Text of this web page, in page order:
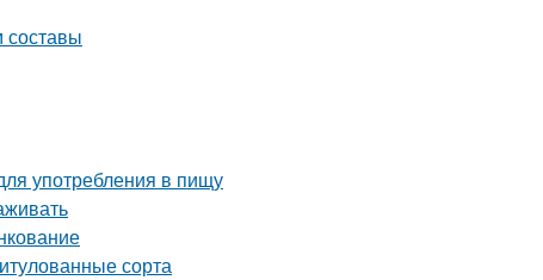
составы
употребления в пищу
сорта